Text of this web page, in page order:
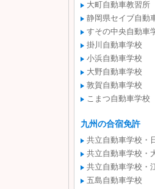
大町自動車教習所
静岡県セイブ自動
すその中央自動車
掛川自動車学校
小浜自動車学校
大野自動車学校
敦賀自動車学校
こまつ自動車学校
九州の合宿免許
共立自動車学校・
共立自動車学校・
共立自動車学校・
五島自動車学校